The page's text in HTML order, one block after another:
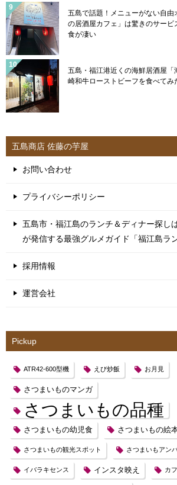
五島で話題！メニューがない自由
の居酒屋カフェ」は驚きのサービ
食が凄い
五島・福江港近くの海鮮居酒屋「
崎和牛ローストビーフを食べてみ
五島商店 佐藤の芋屋
お問い合わせ
プライバシーポリシー
五島市・福江島のランチ＆ディナー探し
が発信する最強グルメガイド「福江島ラ
採用情報
運営会社
Pickup
ATR42-600型機 えび炒飯 お月見
さつまいものマンガ
さつまいもの品種
さつまいもの幼児食 さつまいもの絵
さつまいもの観光スポット さつまいもアン
イバラキセンス インスタ映え カ